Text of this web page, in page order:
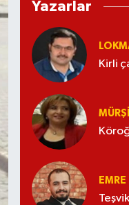
Yazarlar
Kirli